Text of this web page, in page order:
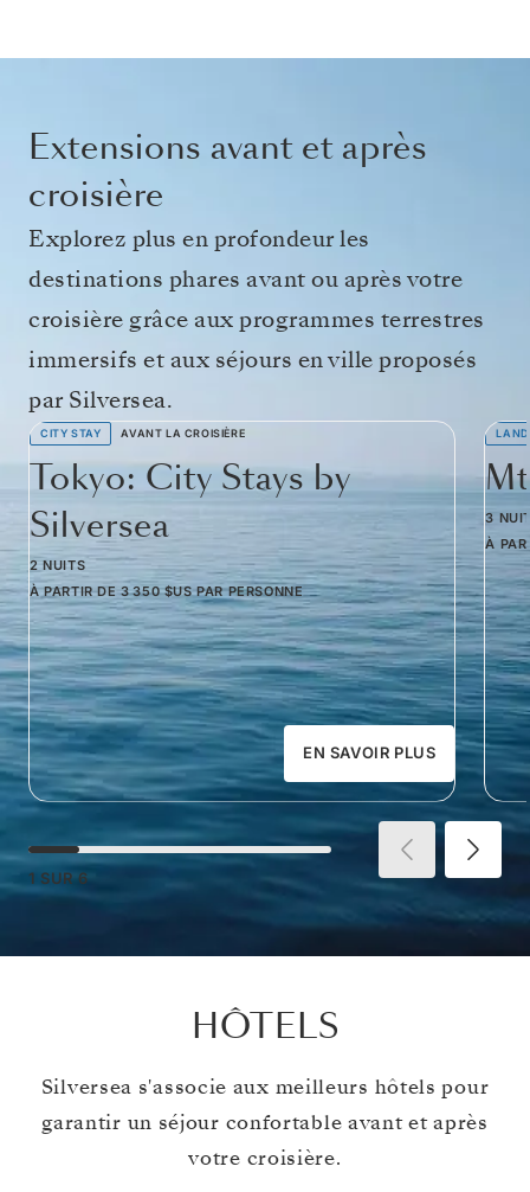
Extensions avant et après
croisière
Explorez plus en profondeur les
destinations phares avant ou après votre
croisière grâce aux programmes terrestres
immersifs et aux séjours en ville proposés
par Silversea.
CITY STAY AVANT LA CROISIÈRE
Tokyo: City Stays by
Silversea
2 NUITS
À PARTIR DE 3 350 $US PAR PERSONNE
EN SAVOIR PLUS
3
À
1 SUR 6
HÔTELS
Silversea s'associe aux meilleurs hôtels pour
garantir un séjour confortable avant et après
votre croisière.